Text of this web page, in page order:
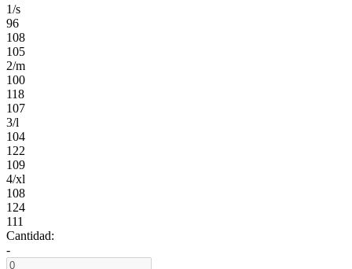
1/s
96
108
105
2/m
100
118
107
3/l
104
122
109
4/xl
108
124
111
Cantidad:
-